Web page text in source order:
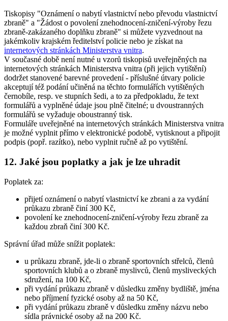
Tiskopisy "Oznámení o nabytí vlastnictví nebo převodu vlastnictví
zbraně" a "Žádost o povolení znehodnocení-zničení-výroby řezu
zbraně-zakázaného doplňku zbraně" si můžete vyzvednout na
jakémkoliv krajském ředitelství policie nebo je získat na
internetových stránkách Ministerstva vnitra.
V současné době není nutné u vzorů tiskopisů uveřejněných na
internetových stránkách Ministerstva vnitra (při jejich vytištění)
dodržet stanovené barevné provedení - příslušné útvary policie
akceptují též podání učiněná na těchto formulářích vytištěných
černobíle, resp. ve stupních šedi, a to za předpokladu, že text
formulářů a vyplněné údaje jsou plně čitelné; u dvoustranných
formulářů se vyžaduje oboustranný tisk.
Formuláře uveřejněné na internetových stránkách Ministerstva vnitra
je možné vyplnit přímo v elektronické podobě, vytisknout a připojit
podpis (popř. razítko), nebo vyplnit ručně až po vytištění.
12. Jaké jsou poplatky a jak je lze uhradit
Poplatek za:
přijetí oznámení o nabytí vlastnictví ke zbrani a za vydání
průkazu zbraně činí 300 Kč,
povolení ke znehodnocení-zničení-výroby řezu zbraně za
každou zbraň činí 300 Kč.
Správní úřad může snížit poplatek:
u průkazu zbraně, jde-li o zbraně sportovních střelců, členů
sportovních klubů a o zbraně myslivců, členů mysliveckých
sdružení, na 100 Kč,
při vydání průkazu zbraně v důsledku změny bydliště, jména
nebo příjmení fyzické osoby až na 50 Kč,
při vydání průkazu zbraně v důsledku změny názvu nebo
sídla právnické osoby až na 200 Kč.